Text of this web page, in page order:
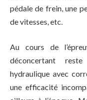
pédale de frein, une
de vitesses, etc.
Au cours de
déconcertant
hydraulique avec
une efficacité